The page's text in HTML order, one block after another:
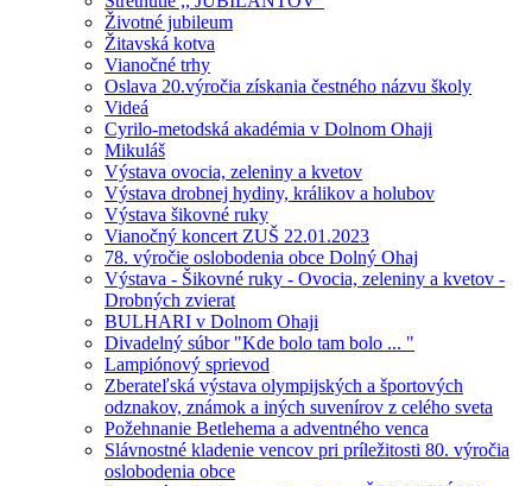
Životné jubileum
Žitavská kotva
Vianočné trhy
Oslava 20.výročia získania čestného názvu školy
Videá
Cyrilo-metodská akadémia v Dolnom Ohaji
Mikuláš
Výstava ovocia, zeleniny a kvetov
Výstava drobnej hydiny, králikov a holubov
Výstava šikovné ruky
Vianočný koncert ZUŠ 22.01.2023
78. výročie oslobodenia obce Dolný Ohaj
Výstava - Šikovné ruky - Ovocia, zeleniny a kvetov -
Drobných zvierat
BULHARI v Dolnom Ohaji
Divadelný súbor "Kde bolo tam bolo ... "
Lampiónový sprievod
Zberateľská výstava olympijských a športových
odznakov, známok a iných suvenírov z celého sveta
Požehnanie Betlehema a adventného venca
Slávnostné kladenie vencov pri príležitosti 80. výročia
oslobodenia obce